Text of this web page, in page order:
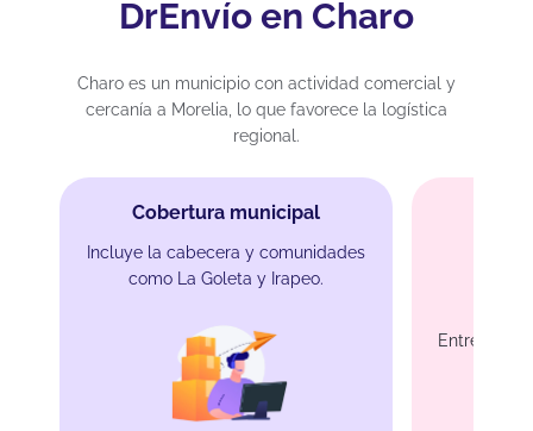
DrEnvío en Charo
Charo es un municipio con actividad comercial y
cercanía a Morelia, lo que favorece la logística
regional.
Cobertura municipal
Incluye la cabecera y comunidades
como La Goleta y Irapeo.
Entrega en